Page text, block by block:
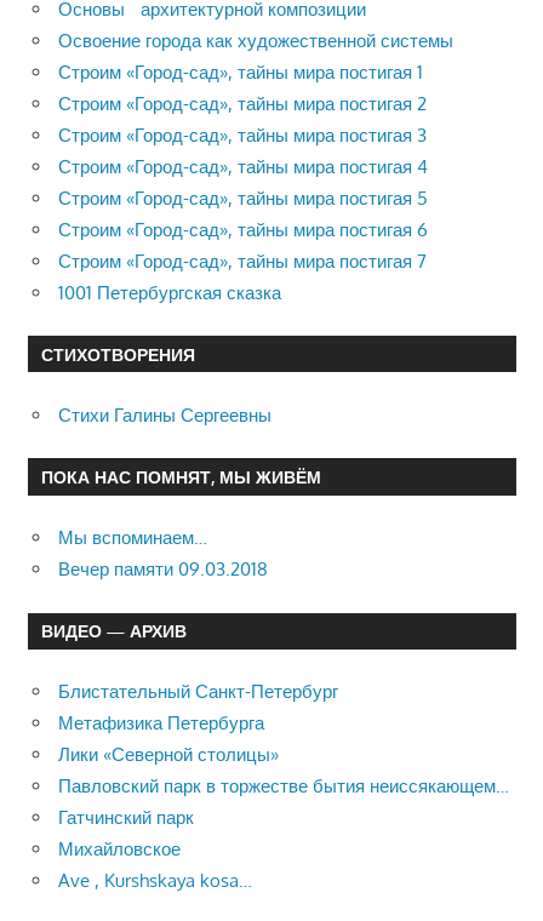
Основы архитектурной композиции
Освоение города как художественной системы
Строим «Город-сад», тайны мира постигая 1
Строим «Город-сад», тайны мира постигая 2
Строим «Город-сад», тайны мира постигая 3
Строим «Город-сад», тайны мира постигая 4
Строим «Город-сад», тайны мира постигая 5
Строим «Город-сад», тайны мира постигая 6
Строим «Город-сад», тайны мира постигая 7
1001 Петербургская сказка
СТИХОТВОРЕНИЯ
Стихи Галины Сергеевны
ПОКА НАС ПОМНЯТ, МЫ ЖИВЁМ
Мы вспоминаем…
Вечер памяти 09.03.2018
ВИДЕО — АРХИВ
Блистательный Санкт-Петербург
Метафизика Петербурга
Лики «Северной столицы»
Павловский парк в торжестве бытия неиссякающем…
Гатчинский парк
Михайловское
Ave , Kurshskaya kosa…